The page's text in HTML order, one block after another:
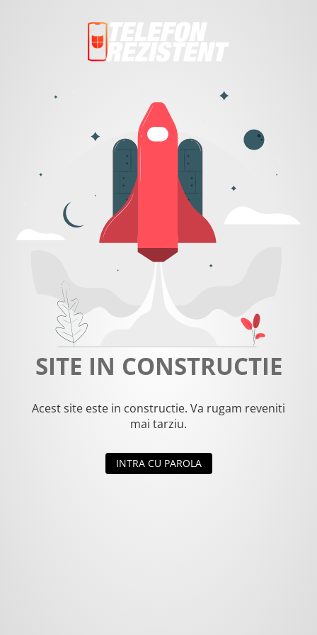
SITE IN CONSTRUCTIE
Acest site este in constructie. Va rugam reveniti
mai tarziu.
INTRA CU PAROLA